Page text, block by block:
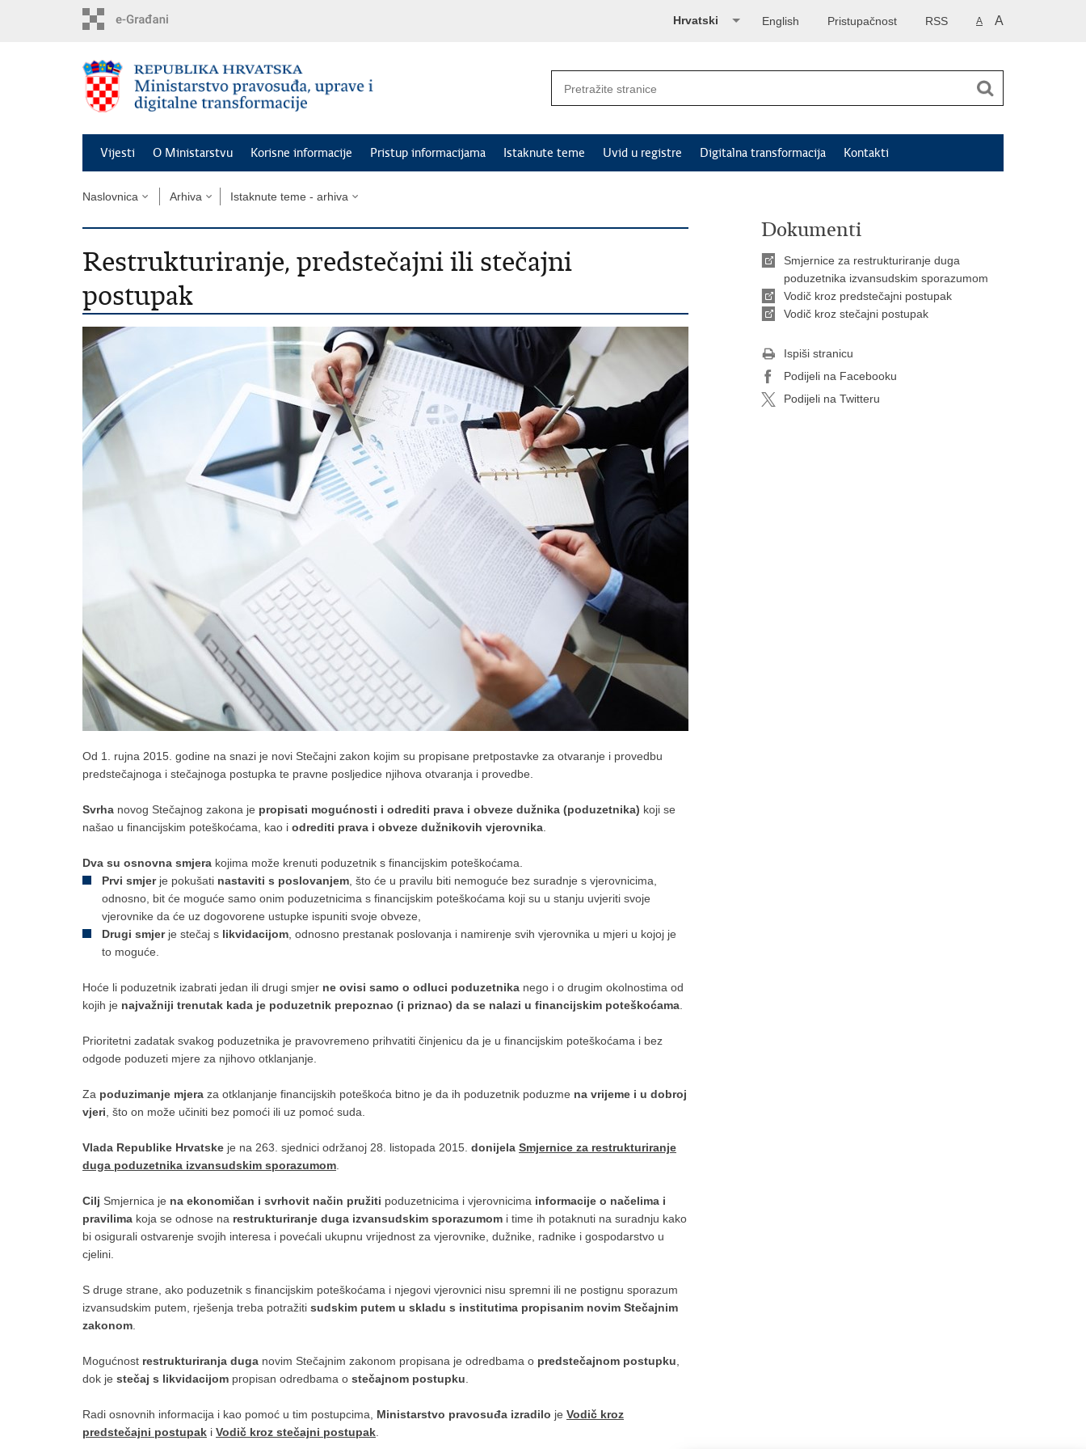
A A
RSS
Pristupačnost
English
Hrvatski
Vijesti O Ministarstvu Korisne informacije Pristup informacijama Istaknute teme Uvid u registre Digitalna transformacija Kontakti
Naslovnica Arhiva Istaknute teme - arhiva
Restrukturiranje, predstečajni ili stečajni
postupak
Od 1. rujna 2015. godine na snazi je novi Stečajni zakon kojim su propisane pretpostavke za otvaranje i provedbu
predstečajnoga i stečajnoga postupka te pravne posljedice njihova otvaranja i provedbe.
Svrha novog Stečajnog zakona je propisati mogućnosti i odrediti prava i obveze dužnika (poduzetnika) koji se
našao u financijskim poteškoćama, kao i odrediti prava i obveze dužnikovih vjerovnika
Dva su osnovna smjera kojima može krenuti poduzetnik s financijskim poteškoćama.
Prvi smjerje pokušati nastaviti s poslovanjem , što će u pravilu biti nemoguće bez suradnje s vjerovnicima,
odnosno, bit će moguće samo onim poduzetnicima s financijskim poteškoćama koji su u stanju uvjeriti svoje
vjerovnike da će uz dogovorene ustupke ispuniti svoje obveze,
Drugi smjerje stečaj s likvidacijom , odnosno prestanak poslovanja i namirenje svih vjerovnika u mjeri u kojoj je
to moguće.
Hoće li poduzetnik izabrati jedan ili drugi smjer ne ovisi samo o odluci poduzetnika nego i o drugim okolnostima od
kojih je najvažniji trenutak kada je poduzetnik prepoznao (i priznao) da se nalazi u financijskim poteškoćama
Prioritetni zadatak svakog poduzetnika je pravovremeno prihvatiti činjenicu da je u financijskim poteškoćama i bez
odgode poduzeti mjere za njihovo otklanjanje.
Za poduzimanje mjera za otklanjanje financijskih poteškoća bitno je da ih poduzetnik poduzme na vrijeme i u dobroj
vjeri , što on može učiniti bez pomoći ili uz pomoć suda.
Vlada Republike Hrvatske je na 263. sjednici održanoj 28. listopada 2015. donijela Smjernice za restrukturiranje
duga poduzetnika izvansudskim sporazumom
Cilj Smjernica je na ekonomičan i svrhovit način pružiti poduzetnicima i vjerovnicima informacije o načelima i
pravilima koja se odnose na restrukturiranje duga izvansudskim sporazumom i time ih potaknuti na suradnju kako
bi osigurali ostvarenje svojih interesa i povećali ukupnu vrijednost za vjerovnike, dužnike, radnike i gospodarstvo u
cjelini.
S druge strane, ako poduzetnik s financijskim poteškoćama i njegovi vjerovnici nisu spremni ili ne postignu sporazum
izvansudskim putem, rješenja treba potražiti sudskim putem u skladu s institutima propisanim novim Stečajnim
zakonom
Mogućnost restrukturiranja duga novim Stečajnim zakonom propisana je odredbama o predstečajnom postupku
dok je stečaj s likvidacijom propisan odredbama o stečajnom postupku
Radi osnovnih informacija i kao pomoć u tim postupcima, Ministarstvo pravosuđa izradilo je Vodič kroz
predstečajni postupak i Vodič kroz stečajni postupak
Dokumenti
Smjernice za restrukturiranje duga
poduzetnika izvansudskim sporazumom
Vodič kroz predstečajni postupak
Vodič kroz stečajni postupak
Ispiši stranicu
Podijeli na Facebooku
Podijeli na Twitteru